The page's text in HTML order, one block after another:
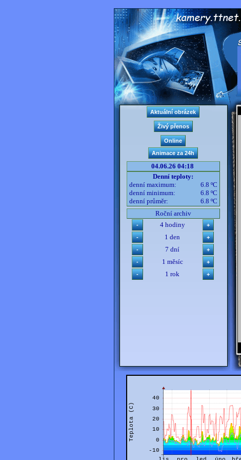
04.06.26 04:18
Denní teploty:
denní maximum:
6.8 ºC
denní minimum:
6.8 ºC
denní průměr:
6.8 ºC
Roční archiv
4 hodiny
1 den
7 dní
1 měsíc
1 rok